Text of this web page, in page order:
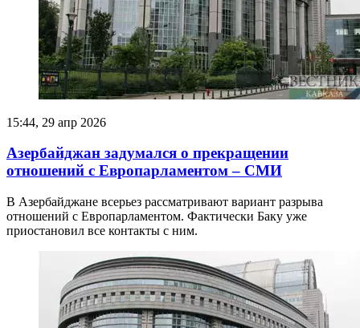
15:44, 29 апр 2026
Азербайджан задумался о прекращении
отношений с Европарламентом – СМИ
В Азербайджане всерьез рассматривают вариант разрыва
отношений с Европарламентом. Фактически Баку уже
приостановил все контакты с ним.